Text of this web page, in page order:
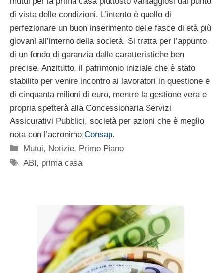
di vista delle condizioni. L’intento è quello di
perfezionare un buon inserimento delle fasce di età più
giovani all’interno della società. Si tratta per l’appunto
di un fondo di garanzia dalle caratteristiche ben
precise. Anzitutto, il patrimonio iniziale che è stato
stabilito per venire incontro ai lavoratori in questione è
di cinquanta milioni di euro, mentre la gestione vera e
propria spetterà alla Concessionaria Servizi
Assicurativi Pubblici, società per azioni che è meglio
nota con l’acronimo Consap.
Categorie
Mutui, Notizie, Primo Piano
Tag
ABI, prima casa